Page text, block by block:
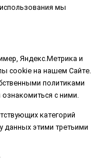
мы
Яндекс.Метрика и
cookie на нашем Сайте.
политиками
с ними.
категорий
данных этими третьими